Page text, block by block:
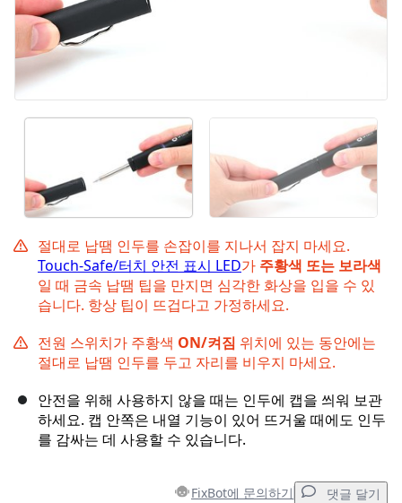
절대로 납땜 인두를 손잡이를 지나서 잡지 마세요.
Touch-Safe/터치 안전 표시 LED가 주황색 또는 보라색
일 때 금속 납땜 팁을 만지면 심각한 화상을 입을 수 있
습니다. 항상 팁이 뜨겁다고 가정하세요.
전원 스위치가 주황색 ON/켜짐 위치에 있는 동안에는
절대로 납땜 인두를 두고 자리를 비우지 마세요.
안전을 위해 사용하지 않을 때는 인두에 캡을 씌워 보관
하세요. 캡 안쪽은 내열 기능이 있어 뜨거울 때에도 인두
를 감싸는 데 사용할 수 있습니다.
FixBot에 문의하기 댓글 달기